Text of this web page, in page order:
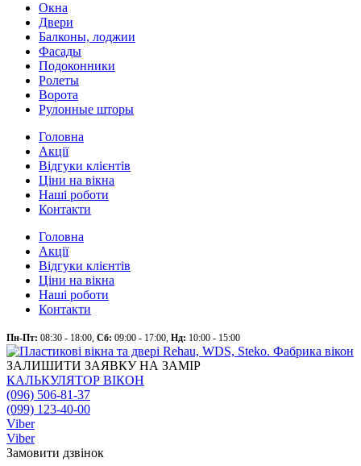
Окна
Двери
Балконы, лоджии
Фасады
Подоконники
Ролеты
Ворота
Рулонные шторы
Головна
Акції
Відгуки клієнтів
Ціни на вікна
Наші роботи
Контакти
Головна
Акції
Відгуки клієнтів
Ціни на вікна
Наші роботи
Контакти
Пн-Пт: 08:30 - 18:00, Сб: 09:00 - 17:00, Нд: 10:00 - 15:00
ЗАЛИШИТИ ЗАЯВКУ НА ЗАМІР
КАЛЬКУЛЯТОР ВІКОН
(096) 506-81-37
(099) 123-40-00
Viber
Viber
Замовити дзвінок